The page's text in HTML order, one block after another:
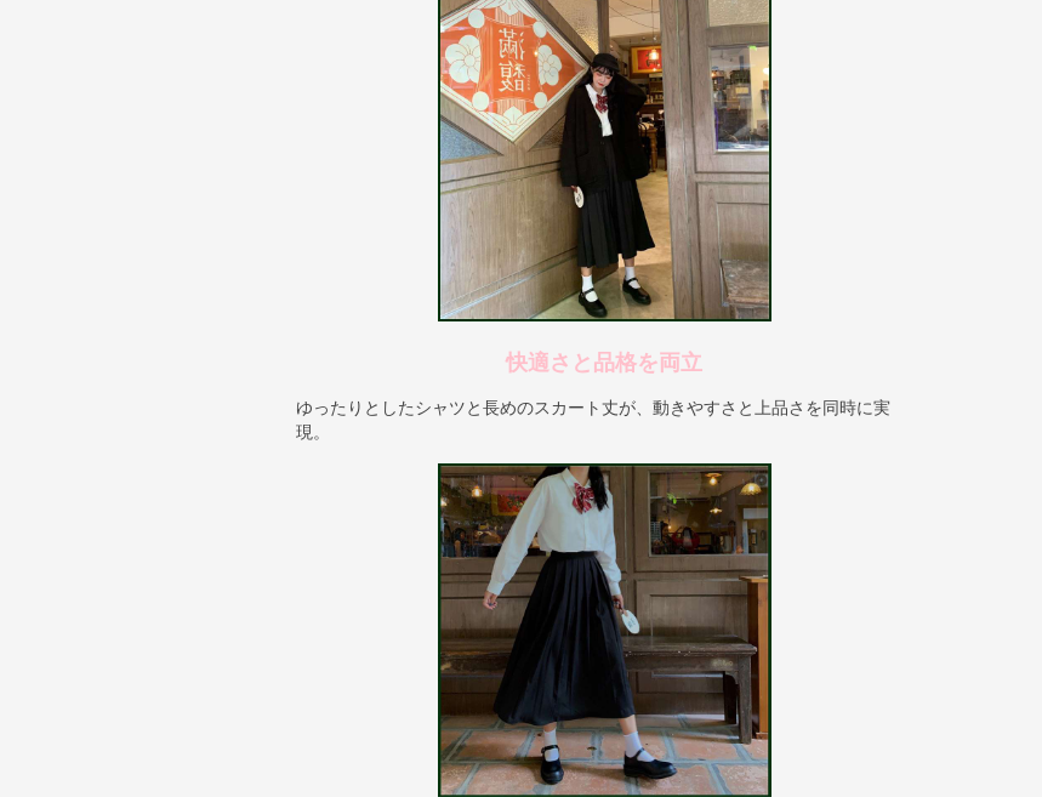
快適さと品格を両立
ゆったりとしたシャツと長めのスカート丈が、動きやすさと上品さを同時に実
現。